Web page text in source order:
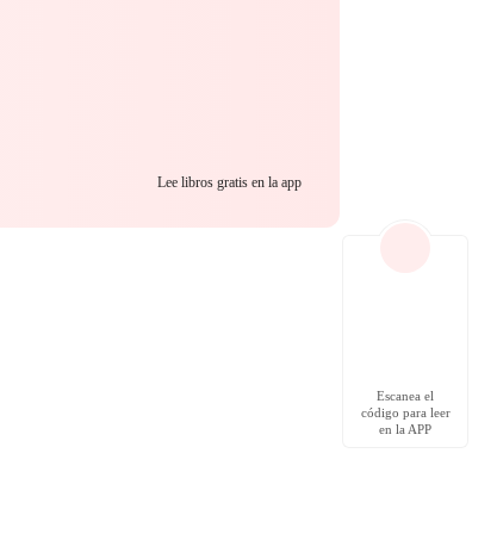
Lee libros gratis en la app
Escanea el
código para leer
en la APP